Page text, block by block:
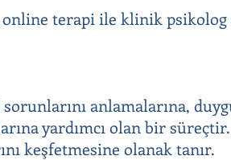
online terapi ile klinik
anlamalarına,
yardımcı olan bir
keşfetmesine olanak tanır.